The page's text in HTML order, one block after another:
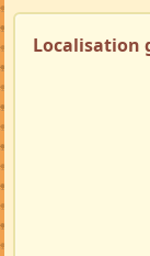
Localisation